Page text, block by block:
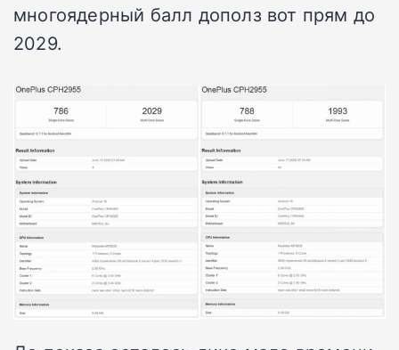
многоядерный балл дополз вот прям до
2029.